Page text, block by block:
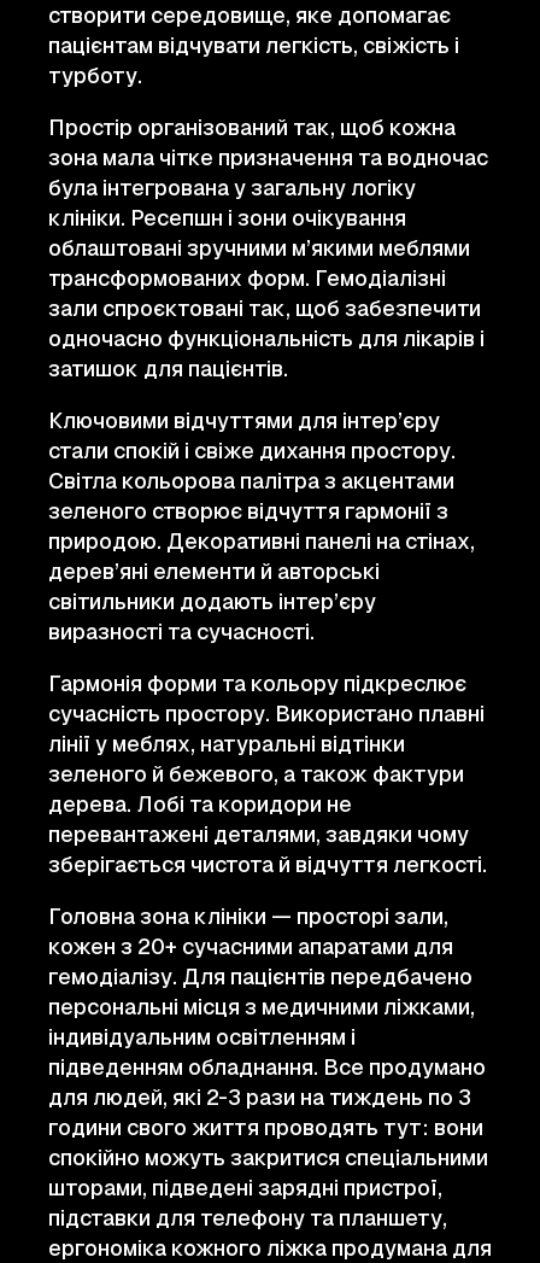
створити середовище, яке допомагає
пацієнтам відчувати легкість, свіжість і
турботу.
Простір організований так, щоб кожна
зона мала чітке призначення та водночас
була інтегрована у загальну логіку
клініки. Ресепшн і зони очікування
облаштовані зручними м’якими меблями
трансформованих форм. Гемодіалізні
зали спроєктовані так, щоб забезпечити
одночасно функціональність для лікарів і
затишок для пацієнтів.
Ключовими відчуттями для інтер’єру
стали спокій і свіже дихання простору.
Світла кольорова палітра з акцентами
зеленого створює відчуття гармонії з
природою. Декоративні панелі на стінах,
дерев’яні елементи й авторські
світильники додають інтер’єру
виразності та сучасності.
Гармонія форми та кольору підкреслює
сучасність простору. Використано плавні
лінії у меблях, натуральні відтінки
зеленого й бежевого, а також фактури
дерева. Лобі та коридори не
перевантажені деталями, завдяки чому
зберігається чистота й відчуття легкості.
Головна зона клініки — просторі зали,
кожен з 20+ сучасними апаратами для
гемодіалізу. Для пацієнтів передбачено
персональні місця з медичними ліжками,
індивідуальним освітленням і
підведенням обладнання. Все продумано
для людей, які 2-3 рази на тиждень по 3
години свого життя проводять тут: вони
спокійно можуть закритися спеціальними
шторами, підведені зарядні пристрої,
підставки для телефону та планшету,
ергономіка кожного ліжка продумана для